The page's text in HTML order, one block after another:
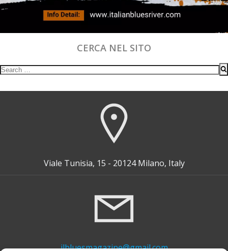
CERCA NEL SITO
Search
Viale Tunisia, 15 - 20124 Milano, Italy
ilbluesmagazine@gmail.com